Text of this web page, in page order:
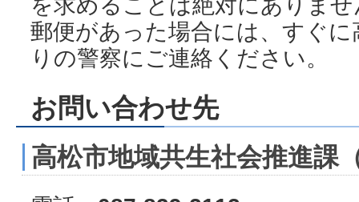
郵便があった場合には、すぐ
りの警察にご連絡ください。
お問い合わせ先
高松市地域共生社会推進課